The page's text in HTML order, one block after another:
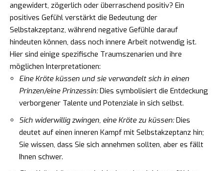
angewidert, zögerlich oder überraschend positiv? Ein
positives Gefühl verstärkt die Bedeutung der
Selbstakzeptanz, während negative Gefühle darauf
hindeuten können, dass noch innere Arbeit notwendig ist.
Hier sind einige spezifische Traumszenarien und ihre
möglichen Interpretationen:
Eine Kröte küssen und sie verwandelt sich in einen
Prinzen/eine Prinzessin:Dies symbolisiert die Entdeckung
verborgener Talente und Potenziale in sich selbst.
Sich widerwillig zwingen, eine Kröte zu küssen:Dies
deutet auf einen inneren Kampf mit Selbstakzeptanz hin;
Sie wissen, dass Sie sich annehmen sollten, aber es fällt
Ihnen schwer.